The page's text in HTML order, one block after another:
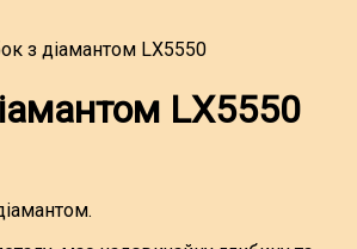
з діамантом LX5550
LX5550